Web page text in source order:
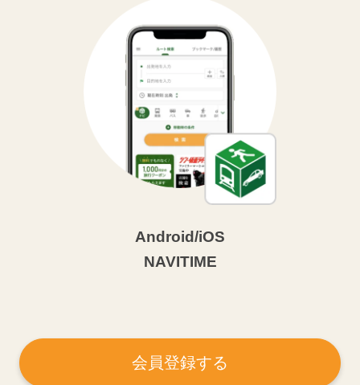
Android/iOS
NAVITIME
会員登録する